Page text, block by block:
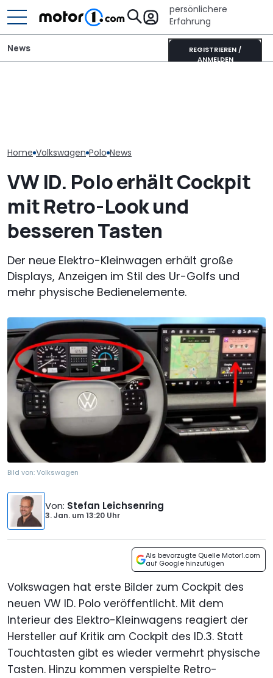
persönlichere
Erfahrung
REGISTRIEREN /
ANMELDEN
News
Home Volkswagen Polo News
VW ID. Polo erhält Cockpit
mit Retro-Look und
besseren Tasten
Der neue Elektro-Kleinwagen erhält große
Displays, Anzeigen im Stil des Ur-Golfs und
mehr physische Bedienelemente.
Bild von:Volkswagen
Von: Stefan Leichsenring
3. Jan. um13:20 Uhr
Als bevorzugte Quelle Motor1.com
auf Google hinzufügen
Volkswagen hat erste Bilder zum Cockpit des
neuen VW ID. Polo veröffentlicht. Mit dem
Interieur des Elektro-Kleinwagens reagiert der
Hersteller auf Kritik am Cockpit des ID.3. Statt
Touchtasten gibt es wieder vermehrt physische
Tasten. Hinzu kommen verspielte Retro-